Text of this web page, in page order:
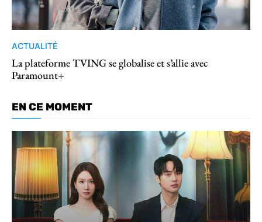
ACTUALITÉ
La plateforme TVING se globalise et s’allie avec
Paramount+
EN CE MOMENT